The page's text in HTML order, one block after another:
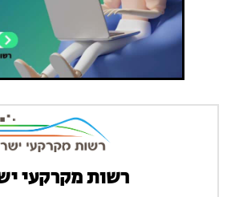
רשות מקרקעי